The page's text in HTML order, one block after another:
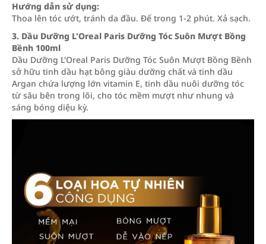
Hướng dẫn sử dụng:
Thoa lên tóc ướt, tránh da đầu. Để trong 1-2 phút. Xả sạch.
3. Dầu Dưỡng L'Oreal Paris Dưỡng Tóc Suôn Mượt Bồng
Bềnh 100ml
Dầu Dưỡng L'Oreal Paris Dưỡng Tóc Suôn Mượt Bồng Bềnh
sở hữu tinh dầu hạt bông giàu dưỡng chất và tinh dầu
Argan chứa lượng lớn vitamin E, tinh dầu nuôi dưỡng tóc
từ sâu bên trong lõi, cho tóc mềm mượt như nhung và
sáng bóng diệu kỳ.